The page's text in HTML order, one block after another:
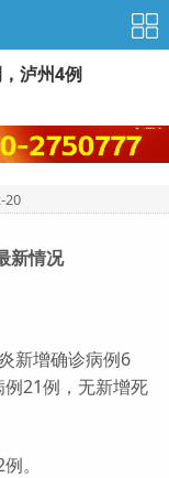
泸州4例
20
新情况
新增确诊病例6
21例，无新增死
。